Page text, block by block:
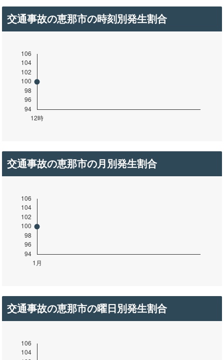
交通事故の恵那市の時刻別発生割合
交通事故の恵那市の月別発生割合
交通事故の恵那市の曜日別発生割合